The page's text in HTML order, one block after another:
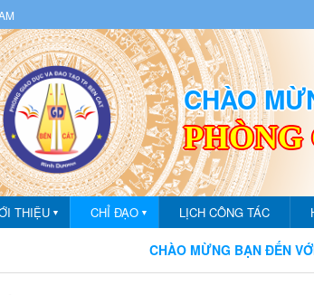
CHÀO
THIỆU ▼ CHỈ ĐẠO ▼ LỊCH CÔNG TÁC
CHÀO MỪNG BẠN ĐẾN VỚI